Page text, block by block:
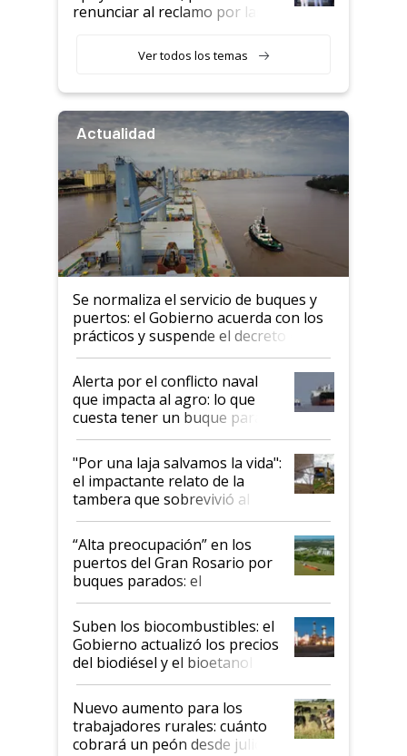
renunciar al reclamo por las
Ver todos los temas
Actualidad
Se normaliza el servicio de buques y
puertos: el Gobierno acuerda con los
prácticos y suspende el decreto de
desregulación
Alerta por el conflicto naval
que impacta al agro: lo que
cuesta tener un buque parado
y el peligro de que Argentina
pase a ser "país sucio"
"Por una laja salvamos la vida":
el impactante relato de la
tambera que sobrevivió al
tornado
“Alta preocupación” en los
puertos del Gran Rosario por
buques parados: el
funcionamiento de las
exportadoras en tensión tras
la medida de fuerza de los
prácticos
Suben los biocombustibles: el
Gobierno actualizó los precios
del biodiésel y el bioetanol
Nuevo aumento para los
trabajadores rurales: cuánto
cobrará un peón desde julio